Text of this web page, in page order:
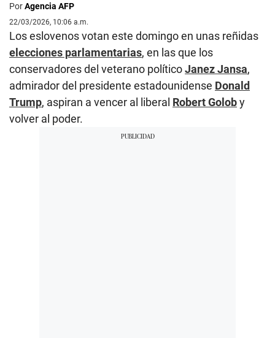
PorAgencia AFP
22/03/2026, 10:06 a.m.
Los eslovenos votan este domingo en unas reñidas
elecciones parlamentarias, en las que los
conservadores del veterano políticoJanez Jansa,
admirador del presidente estadounidense Donald
Trump, aspiran a vencer al liberal Robert Goloby
volver al poder.